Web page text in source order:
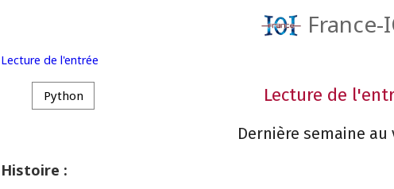
France-
Lecture de l'entrée
Python Lecture de
Dernière semaine au
Histoire :